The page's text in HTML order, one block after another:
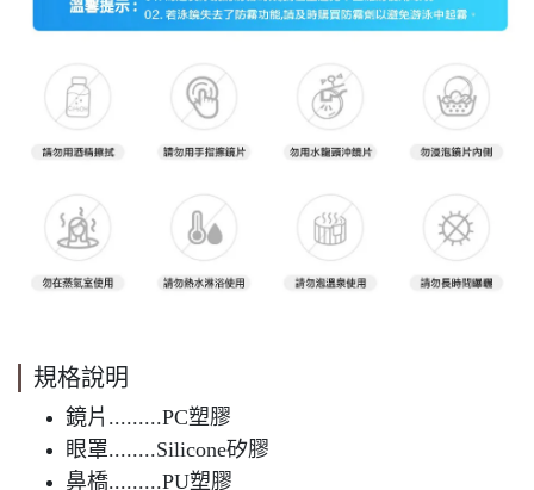
規格說明
鏡片.........PC塑膠
眼罩........Silicone矽膠
鼻橋.........PU塑膠